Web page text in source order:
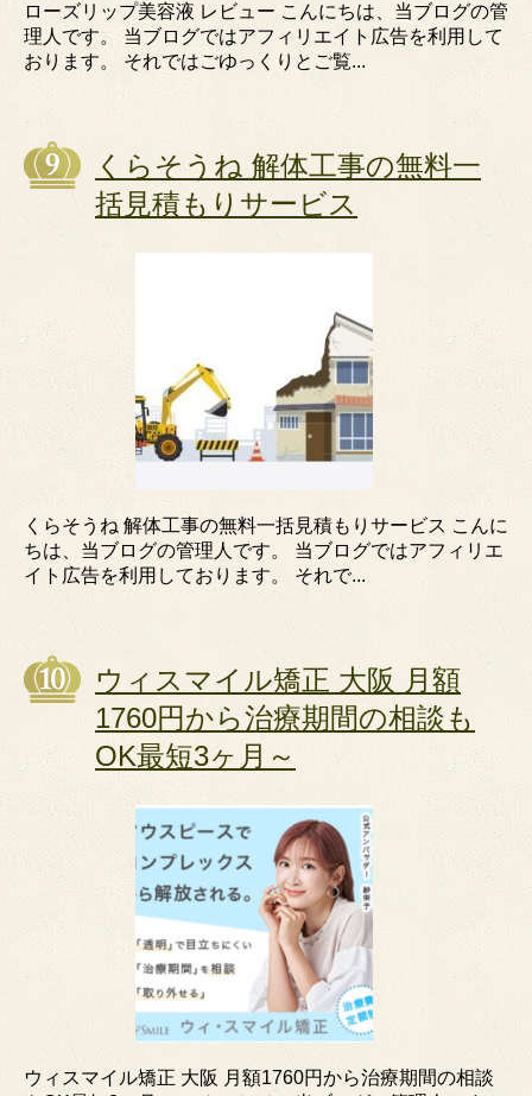
ローズリップ美容液 レビュー こんにちは、当ブログの管
理人です。 当ブログではアフィリエイト広告を利用して
おります。 それではごゆっくりとご覧...
くらそうね 解体工事の無料一
括見積もりサービス
くらそうね 解体工事の無料一括見積もりサービス こんに
ちは、当ブログの管理人です。 当ブログではアフィリエ
イト広告を利用しております。 それで...
ウィスマイル矯正 大阪 月額
1760円から治療期間の相談も
OK最短3ヶ月～
ウィスマイル矯正 大阪 月額1760円から治療期間の相談